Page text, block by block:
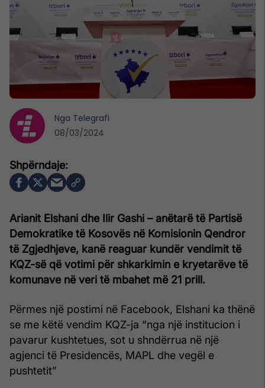
Arianit Elshani dhe Ilir Gashi – anëtarë të Partisë
Demokratike të Kosovës në Komisionin Qendror
të Zgjedhjeve, kanë reaguar kundër vendimit të
KQZ-së që votimi për shkarkimin e kryetarëve të
komunave në veri të mbahet më 21 prill.
Përmes një postimi në Facebook, Elshani ka thënë
se me këtë vendim KQZ-ja “nga një institucion i
pavarur kushtetues, sot u shndërrua në një
agjenci të Presidencës, MAPL dhe vegël e
pushtetit”
Nga Telegrafi
08/03/2024